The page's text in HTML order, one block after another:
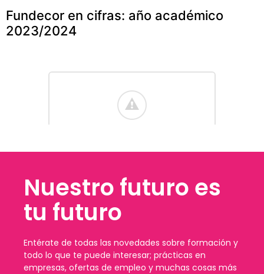
Fundecor en cifras: año académico
2023/2024
Nuestro futuro es
tu futuro
Entérate de todas las novedades sobre formación y
todo lo que te puede interesar; prácticas en
empresas, ofertas de empleo y muchas cosas más